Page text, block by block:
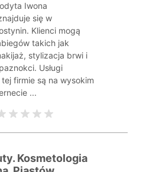
Iwona
się w
Klienci mogą
takich jak
stylizacja brwi i
Usługi
firmie są na wysokim
...
Kosmetologia